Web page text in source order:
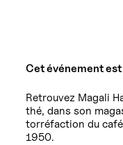
Cet événement
Retrouvez Magali
thé, dans son
torréfaction du
1950.